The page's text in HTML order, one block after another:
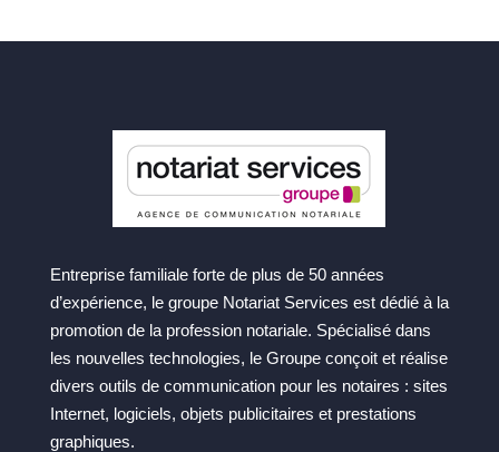
Entreprise familiale forte de plus de 50 années
d’expérience, le groupe Notariat Services est dédié à la
promotion de la profession notariale. Spécialisé dans
les nouvelles technologies, le Groupe conçoit et réalise
divers outils de communication pour les notaires : sites
Internet, logiciels, objets publicitaires et prestations
graphiques.